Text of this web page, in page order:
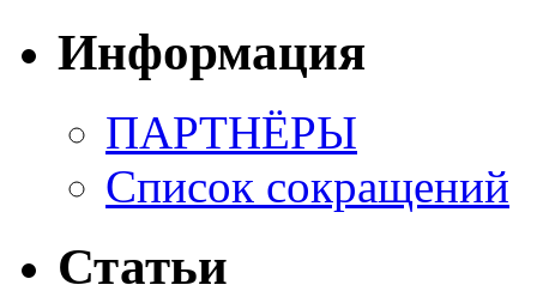
Информация
ПАРТНЁРЫ
Список сокращений
Статьи